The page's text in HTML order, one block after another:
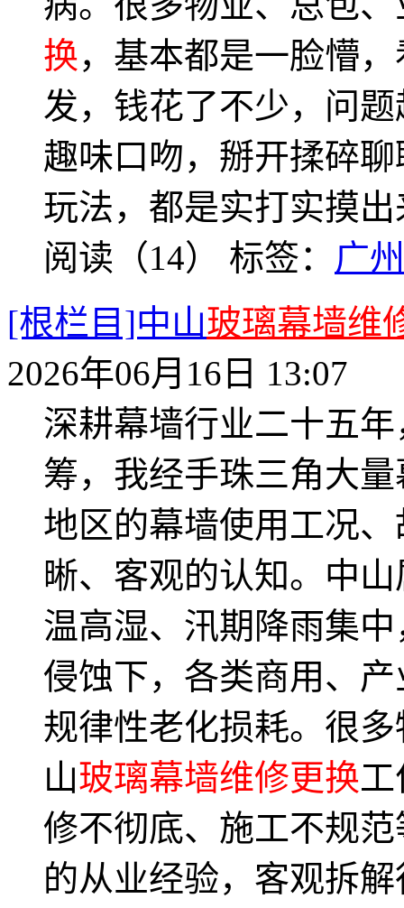
换，基本都是一脸懵
发，钱花了不少，问
趣味口吻，掰开揉碎
玩法，都是实打实摸
阅读（14） 标签： 广
[根栏目]中山玻璃幕墙维
2026年06月16日 13:07
深耕幕墙行业二十五
筹，我经手珠三角大
地区的幕墙使用工况
晰、客观的认知。中
温高湿、汛期降雨集
侵蚀下，各类商用、
规律性老化损耗。很
山玻璃幕墙维修更换
修不彻底、施工不规
的从业经验，客观拆